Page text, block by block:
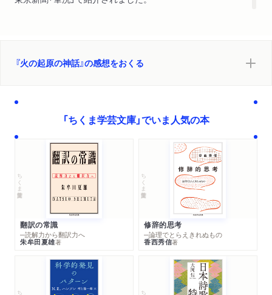
『火の起原の神話』の感想をおくる
「ちくま学芸文庫」でいま人気の本
ちくま学芸文庫
翻訳の常識
─読解力から翻訳力へ
朱牟田夏雄著
ちくま学芸文庫
修辞的思考
─論理でとらえきれぬもの
香西秀信著